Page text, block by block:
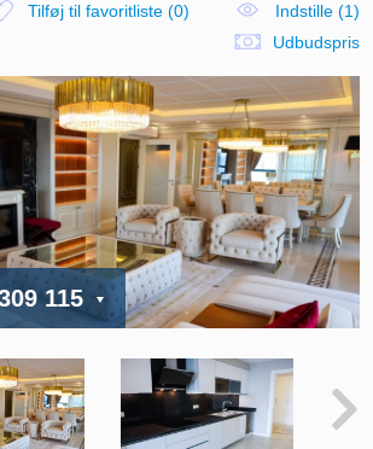
Tilføj til favoritliste (0)
Indstille (1)
Udbudspris
115